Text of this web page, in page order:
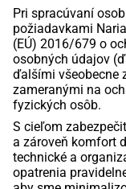
Pri spracúvaní
požiadavkami
(EÚ) 2016/679 o
osobných údajov
ďalšími všeobecne
zameranými na
fyzických osôb.
S cieľom
a zároveň komfort
technické a
opatrenia